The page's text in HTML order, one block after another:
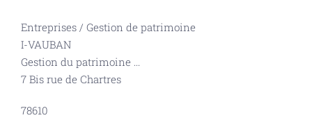
Entreprises / Gestion de patrimoine
I-VAUBAN
Gestion du patrimoine ...
7 Bis rue de Chartres
78610